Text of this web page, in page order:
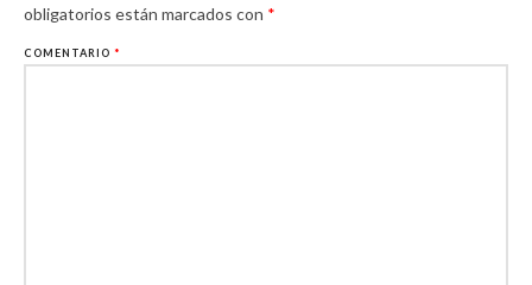
obligatorios están marcados con *
COMENTARIO *